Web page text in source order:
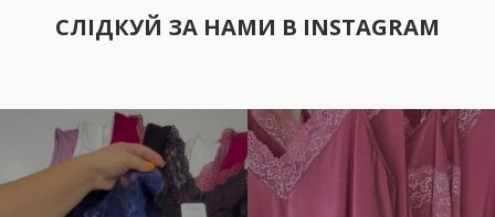
СЛІДКУЙ ЗА НАМИ В INSTAGRAM